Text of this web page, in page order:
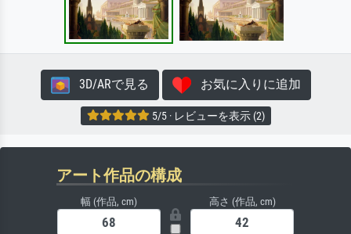
3D/ARで見る お気に入りに追加
5/5 · レビューを表示 (2)
アート作品の構成
幅 (作品, cm) 高さ (作品, cm)